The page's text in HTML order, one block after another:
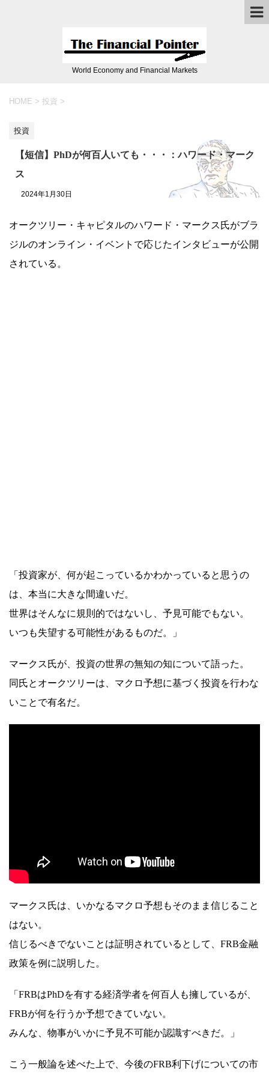
World Economy and Financial Markets
HOME > 投資 >
投資
【短信】PhDが何百人いても・・・：ハワード・マーク
ス
2024年1月30日
オークツリー・キャピタルのハワード・マークス氏がブラ
ジルのオンライン・イベントで応じたインタビューが公開
されている。
「投資家が、何が起こっているかわかっていると思うの
は、本当に大きな間違いだ。
世界はそんなに規則的ではないし、予見可能でもない。
いつも失望する可能性があるものだ。」
マークス氏が、投資の世界の無知の知について語った。
同氏とオークツリーは、マクロ予想に基づく投資を行わな
いことで有名だ。
マークス氏は、いかなるマクロ予想もそのまま信じること
はない。
信じるべきでないことは証明されているとして、FRB金融
政策を例に説明した。
「FRBはPhDを有する経済学者を何百人も擁しているが、
FRBが何を行うか予想できていない。
みんな、物事がいかに予見不可能か認識すべきだ。」
こう一般論を述べた上で、今後のFRB利下げについての市